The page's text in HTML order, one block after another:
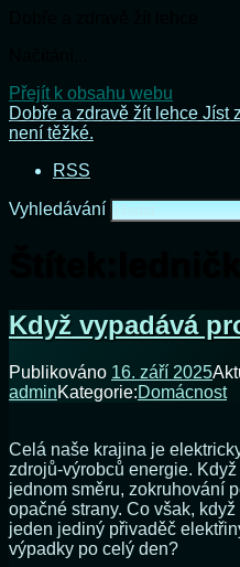
Přejít k obsahu webu
Dobře a zdravě žít lehce Jíst
není těžké.
RSS
Vyhledávání
Když vypadává
Publikováno 16. září 2025
adminKategorie:Domácnost
Celá naše krajina je
zdrojů-výrobců energie.
jednom směru, zokruhování
opačné strany. Co však,
jeden jediný přivaděč
výpadky po celý den?